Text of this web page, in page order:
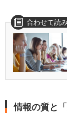
情報の質と